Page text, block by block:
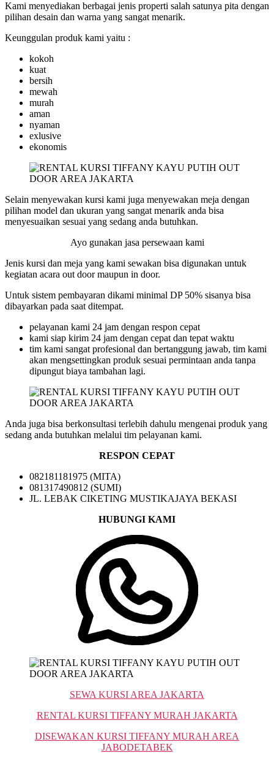
Kami menyediakan berbagai jenis properti salah satunya pita dengan
pilihan desain dan warna yang sangat menarik.
Keunggulan produk kami yaitu :
kokoh
kuat
bersih
mewah
murah
aman
nyaman
exlusive
ekonomis
Selain menyewakan kursi kami juga menyewakan meja dengan
pilihan model dan ukuran yang sangat menarik anda bisa
menyesuaikan sesuai yang sedang anda butuhkan.
Ayo gunakan jasa persewaan kami
Jenis kursi dan meja yang kami sewakan bisa digunakan untuk
kegiatan acara out door maupun in door.
Untuk sistem pembayaran dikami minimal DP 50% sisanya bisa
dibayarkan pada saat ditempat.
pelayanan kami 24 jam dengan respon cepat
kami siap kirim 24 jam dengan cepat dan tepat waktu
tim kami sangat profesional dan bertanggung jawab, tim kami
akan mengsettingkan produk sesuai permintaan anda tanpa
dipungut biaya tambahan lagi.
Anda juga bisa berkonsultasi terlebih dahulu mengenai produk yang
sedang anda butuhkan melalui tim pelayanan kami.
RESPON CEPAT
082181181975 (MITA)
081317490812 (SUMI)
JL. LEBAK CIKETING MUSTIKAJAYA BEKASI
HUBUNGI KAMI
SEWA KURSI AREA JAKARTA
RENTAL KURSI TIFFANY MURAH JAKARTA
DISEWAKAN KURSI TIFFANY MURAH AREA
JABODETABEK